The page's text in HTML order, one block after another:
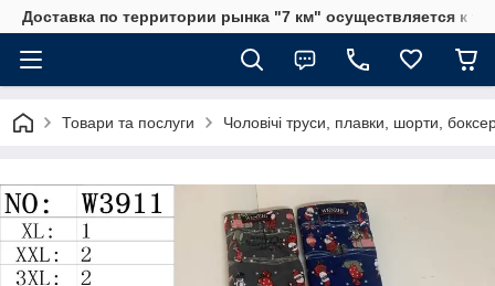
Доставка по территории рынка "7 км" осуществляется к
Товари та послуги Чоловічі труси, плавки, шорти,